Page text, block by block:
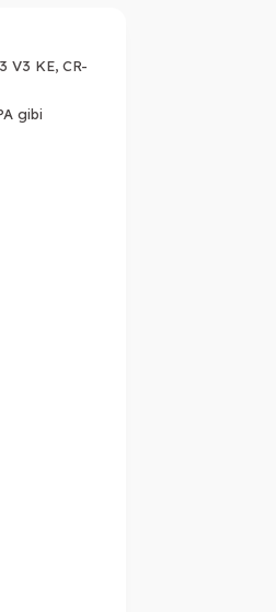
V3 KE, CR-
gibi